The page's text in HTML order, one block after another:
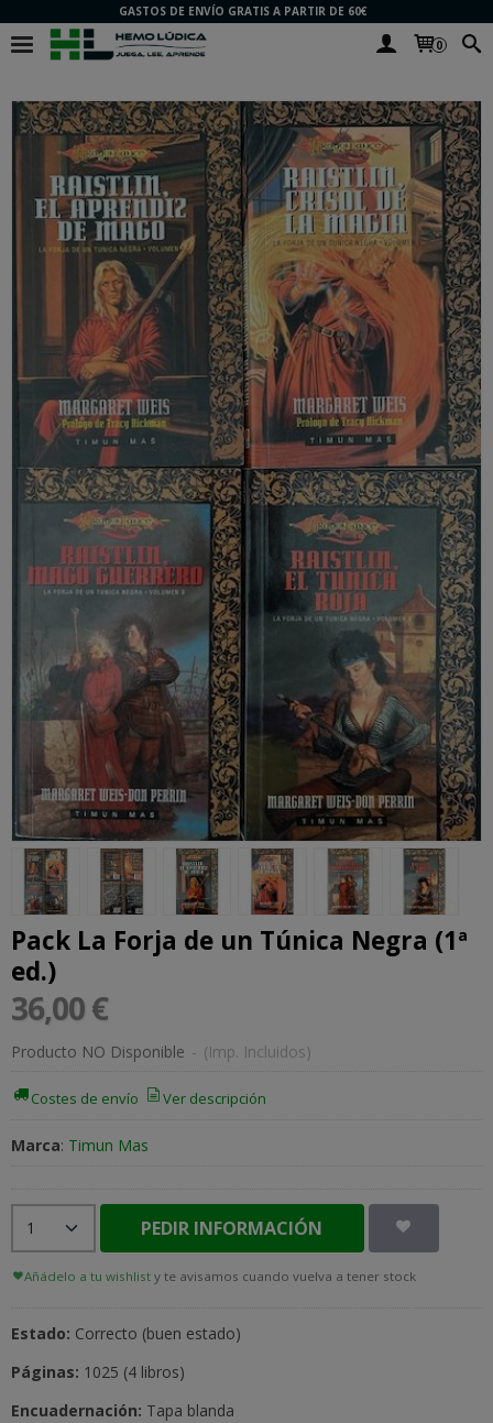
GASTOS DE ENVÍO GRATIS A PARTIR DE 60€
0
Pack La Forja de un Túnica Negra (1ª
ed.)
36,00 €
Producto NO Disponible - (Imp. Incluidos)
Costes de envío Ver descripción
Marca: Timun Mas
PEDIR INFORMACIÓN
Añádelo a tu wishlist y te avisamos cuando vuelva a tener stock
Estado: Correcto (buen estado)
Páginas: 1025 (4 libros)
Encuadernación: Tapa blanda